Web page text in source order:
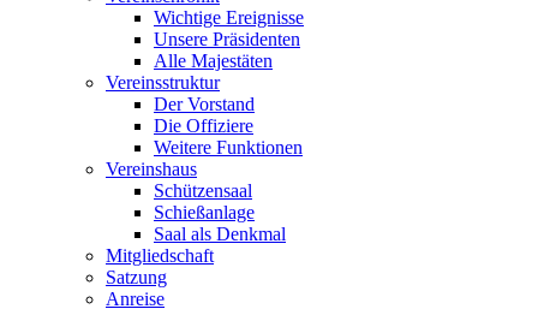
Wichtige Ereignisse
Unsere Präsidenten
Alle Majestäten
Vereinsstruktur
Der Vorstand
Die Offiziere
Weitere Funktionen
Vereinshaus
Schützensaal
Schießanlage
Saal als Denkmal
Mitgliedschaft
Satzung
Anreise